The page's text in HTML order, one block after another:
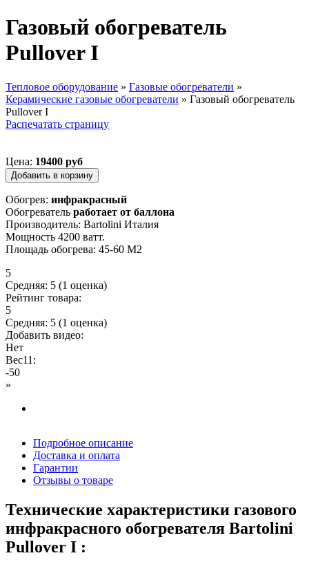
Газовый обогреватель
Pullover I
Вы здесь
Тепловое оборудование » Газовые обогреватели »
Керамические газовые обогреватели » Газовый обогреватель
Pullover I
Распечатать страницу
Цена: 19400 руб
Обогрев: инфракрасный
Обогреватель работает от баллона
Производитель: Bartolini Италия
Мощность 4200 ватт.
Площадь обогрева: 45-60 М2
5
Средняя: 5 (1 оценка)
Рейтинг товара:
5
Средняя: 5 (1 оценка)
Добавить видео:
Нет
Вес11:
-50
»
Подробное описание
Доставка и оплата
Гарантии
Отзывы о товаре
Технические характеристики газового
инфракрасного обогревателя Bartolini
Pullover I :